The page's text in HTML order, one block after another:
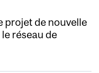
projet de nouvelle
réseau de